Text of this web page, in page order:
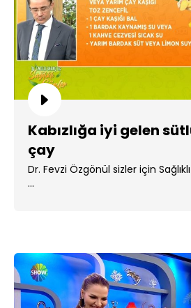
Kabızlığa iyi gelen
çay
Dr. Fevzi Özgönül sizler için
...